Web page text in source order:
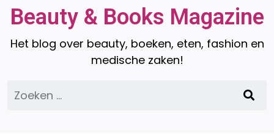
Beauty & Books Magazine
Het blog over beauty, boeken, eten, fashion en
medische zaken!
Zoeken
naar: